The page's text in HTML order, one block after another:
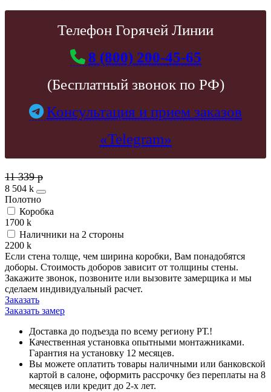
Телефон Горячей Линии
8 (800) 200-45-65
(Бесплатный звонок по РФ)
Консультация и прием заказов
«Telegram»
11 339p
8 504 k
Полотно
Коробка
1700 k
Наличники на 2 стороны
2200 k
Если стена толще, чем ширина коробки, Вам понадобятся
доборы. Стоимость доборов зависит от толщины стены.
Закажите звонок, позвоните или вызовите замерщика и мы
сделаем индивидуальный расчет.
Заказать
Заказать замер
Доставка до подъезда по всему региону РТ.!
Качественная установка опытными монтажниками.
Гарантия на установку 12 месяцев.
Вы можете оплатить товары наличными или банковской
картой в салоне, оформить рассрочку без переплаты на 8
месяцев или кредит до 2-х лет.